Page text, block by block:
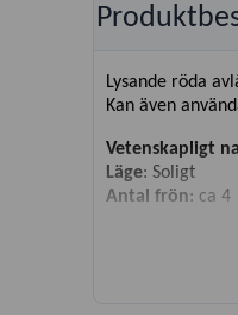
Lysande röda
Kan även
Vetenskapligt
Läge: Soligt
Antal frön: ca 4